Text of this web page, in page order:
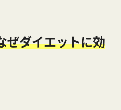
ぜダイエットに効